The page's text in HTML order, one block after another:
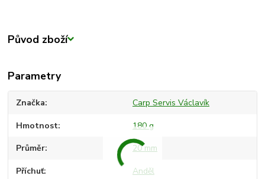
Původ zboží
Parametry
Značka Carp Servis Václavík
Hmotnost 180 g
Průměr 20 mm
Příchuť Anděl